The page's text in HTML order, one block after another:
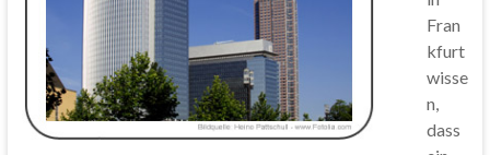
Fran
kfurt
wisse
n,
dass